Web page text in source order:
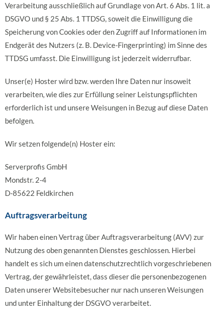
Verarbeitung ausschließlich auf Grundlage von Art. 6 Abs. 1 lit. a
DSGVO und § 25 Abs. 1 TTDSG, soweit die Einwilligung die
Speicherung von Cookies oder den Zugriff auf Informationen im
Endgerät des Nutzers (z. B. Device-Fingerprinting) im Sinne des
TTDSG umfasst. Die Einwilligung ist jederzeit widerrufbar.
Unser(e) Hoster wird bzw. werden Ihre Daten nur insoweit
verarbeiten, wie dies zur Erfüllung seiner Leistungspflichten
erforderlich ist und unsere Weisungen in Bezug auf diese Daten
befolgen.
Wir setzen folgende(n) Hoster ein:
Serverprofis GmbH
Mondstr. 2-4
D-85622 Feldkirchen
Auftragsverarbeitung
Wir haben einen Vertrag über Auftragsverarbeitung (AVV) zur
Nutzung des oben genannten Dienstes geschlossen. Hierbei
handelt es sich um einen datenschutzrechtlich vorgeschriebenen
Vertrag, der gewährleistet, dass dieser die personenbezogenen
Daten unserer Websitebesucher nur nach unseren Weisungen
und unter Einhaltung der DSGVO verarbeitet.